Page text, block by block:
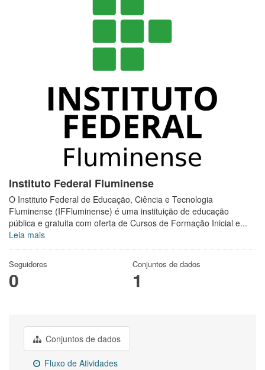
Instituto Federal Fluminense
O Instituto Federal de Educação, Ciência e Tecnologia
Fluminense (IFFluminense) é uma instituição de educação
pública e gratuita com oferta de Cursos de Formação Inicial e...
Leia mais
Seguidores
0
Conjuntos de dados
1
Conjuntos de dados
Fluxo de Atividades